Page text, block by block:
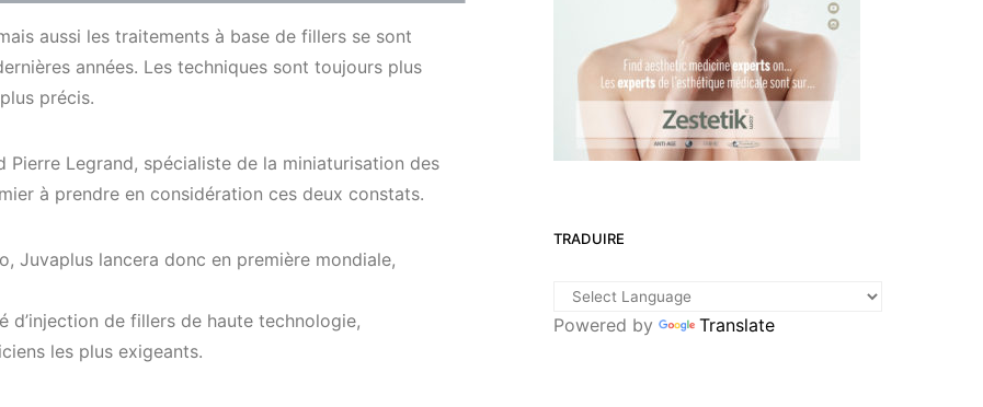
aussi les traitements à base de fillers se sont
années. Les techniques sont toujours plus
précis.
Pierre Legrand, spécialiste de la miniaturisation des
à prendre en considération ces deux constats.
Juvaplus lancera donc en première mondiale,
d’injection de fillers de haute technologie,
les plus exigeants.
TRADUIRE
Powered by Translate